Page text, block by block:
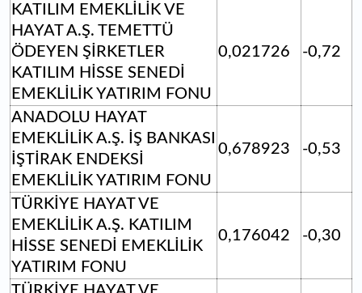
KATILIM EMEKLİLİK VE
HAYAT A.Ş. TEMETTÜ
ÖDEYEN ŞİRKETLER
KATILIM HİSSE SENEDİ
EMEKLİLİK YATIRIM FONU
0,021726 -0,72
ANADOLU HAYAT
EMEKLİLİK A.Ş. İŞ BANKASI
İŞTİRAK ENDEKSİ
EMEKLİLİK YATIRIM FONU
0,678923 -0,53
TÜRKİYE HAYAT VE
EMEKLİLİK A.Ş. KATILIM
HİSSE SENEDİ EMEKLİLİK
YATIRIM FONU
0,176042 -0,30